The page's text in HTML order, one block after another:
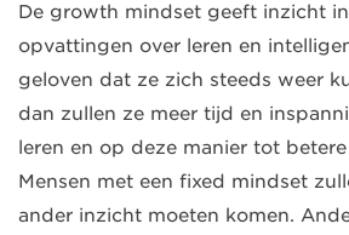
De growth mindset geeft inzicht
opvattingen over leren en
geloven dat ze zich steeds weer
dan zullen ze meer tijd en
leren en op deze manier tot
Mensen met een fixed mindset
ander inzicht moeten komen.